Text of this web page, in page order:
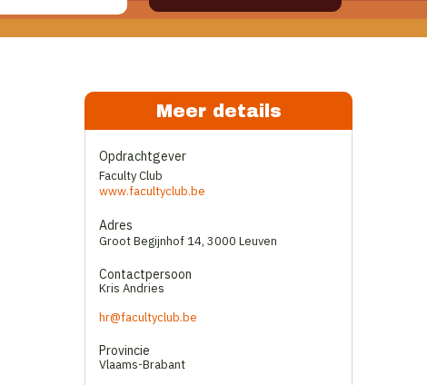
Meer details
Opdrachtgever
Faculty Club
www.facultyclub.be
Adres
Groot Begijnhof 14, 3000 Leuven
Contactpersoon
Kris Andries
hr@facultyclub.be
Provincie
Vlaams-Brabant